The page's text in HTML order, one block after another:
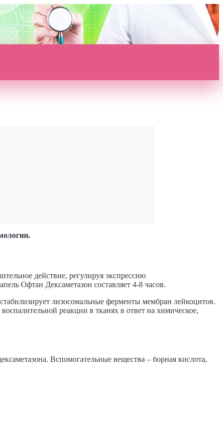
действие, регулируя экспрессию
Офтан Дексаметазон составляет 4-8 часов.
лизосомальные ферменты мембран лейкоцитов.
реакции в тканях в ответ на химическое,
Вспомогательные вещества – борная кислота,